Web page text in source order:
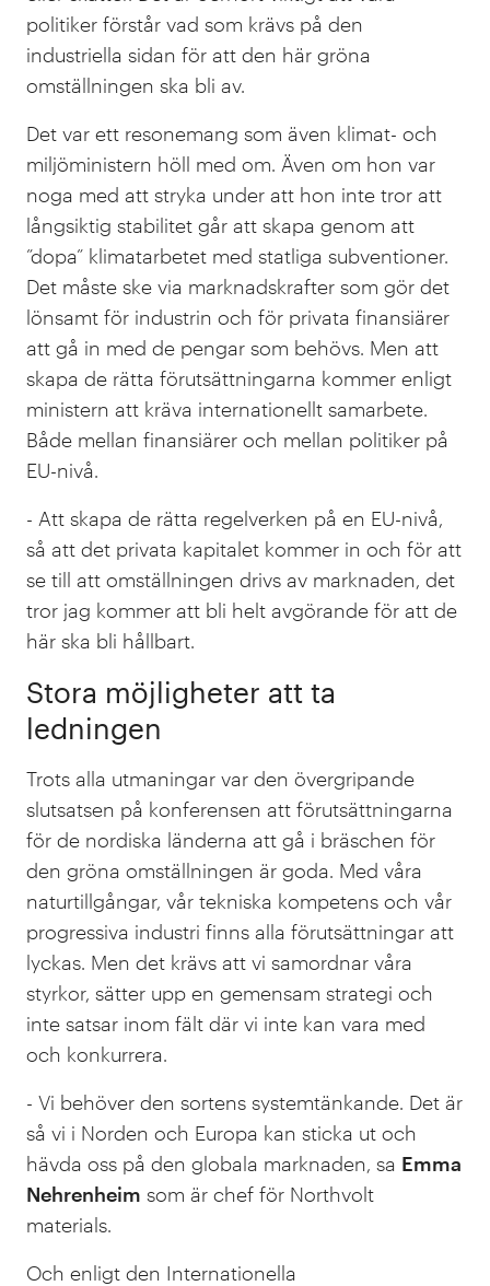
politiker förstår vad som krävs på den
industriella sidan för att den här gröna
omställningen ska bli av.
Det var ett resonemang som även klimat- och
miljöministern höll med om. Även om hon var
noga med att stryka under att hon inte tror att
långsiktig stabilitet går att skapa genom att
”dopa” klimatarbetet med statliga subventioner.
Det måste ske via marknadskrafter som gör det
lönsamt för industrin och för privata finansiärer
att gå in med de pengar som behövs. Men att
skapa de rätta förutsättningarna kommer enligt
ministern att kräva internationellt samarbete.
Både mellan finansiärer och mellan politiker på
EU-nivå.
- Att skapa de rätta regelverken på en EU-nivå,
så att det privata kapitalet kommer in och för att
se till att omställningen drivs av marknaden, det
tror jag kommer att bli helt avgörande för att de
här ska bli hållbart.
Stora möjligheter att ta
ledningen
Trots alla utmaningar var den övergripande
slutsatsen på konferensen att förutsättningarna
för de nordiska länderna att gå i bräschen för
den gröna omställningen är goda. Med våra
naturtillgångar, vår tekniska kompetens och vår
progressiva industri finns alla förutsättningar att
lyckas. Men det krävs att vi samordnar våra
styrkor, sätter upp en gemensam strategi och
inte satsar inom fält där vi inte kan vara med
och konkurrera.
- Vi behöver den sortens systemtänkande. Det är
så vi i Norden och Europa kan sticka ut och
hävda oss på den globala marknaden, sa Emma
Nehrenheim som är chef för Northvolt
materials.
Och enligt den Internationella